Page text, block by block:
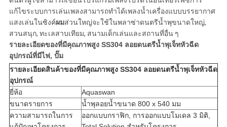
แก้ไขระบบการเล่นเพลงสามารถทำได้เพลงน้ำเครื่องแบบบรรยากาศ
แสงเล่นในซิงค์ผมส่วนใหญ่จะใช้ในพลาซ่าดนตรีน้ำพุขนาดใหญ่,
สวนสนุก, ทะเลสาบเทียม, สนามเด็กเล่นและสถานที่อื่น ๆ
รายละเอียดของที่มีคุณภาพสูง SS304 ลอยดนตรีน้ำพุเจ็ทหัวฉีด
อุปกรณ์ที่มีไฟ, ปั๊ม
รายละเอียดสินค้าของที่มีคุณภาพสูง SS304 ลอยดนตรีน้ำพุเจ็ทหัวฉีด
อุปกรณ์
ยี่ห้อ
Aquaswan
ขนาดรายการ
น้ำพุลอยน้ำขนาด 800 x 540 มม
ความสามารถในการ
ออกแบบกราฟิก, การออกแบบโมเดล 3 มิติ,